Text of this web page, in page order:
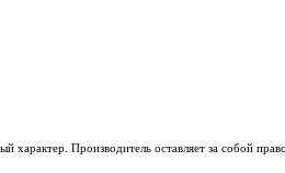
Производитель оставляет за собой